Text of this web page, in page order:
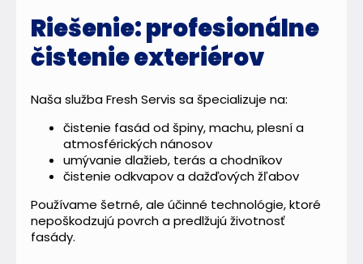
Riešenie: profesionálne
čistenie exteriérov
Naša služba Fresh Servis sa špecializuje na:
čistenie fasád od špiny, machu, plesní a
atmosférických nánosov
umývanie dlažieb, terás a chodníkov
čistenie odkvapov a dažďových žľabov
Používame šetrné, ale účinné technológie, ktoré
nepoškodzujú povrch a predlžujú životnosť
fasády.